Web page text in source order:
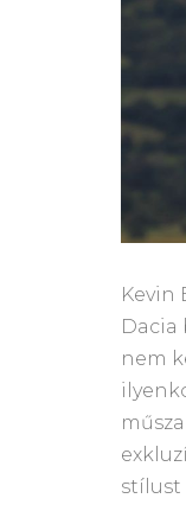
Kevin
Dacia
nem
stílust